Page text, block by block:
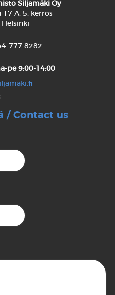
Siljamäki Oy
A, 5. kerros
Helsinki
777 8282
pe 9:00-14:00
/ Contact us